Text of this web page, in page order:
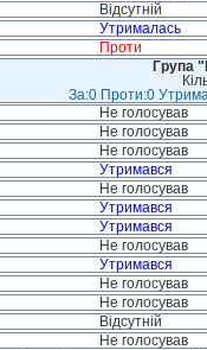
Відсутній
Утрималась
Проти
Група
За:0 Проти:0
Не голосував
Не голосував
Не голосував
Утримався
Не голосував
Утримався
Утримався
Не голосував
Утримався
Не голосував
Не голосував
Відсутній
Не голосував